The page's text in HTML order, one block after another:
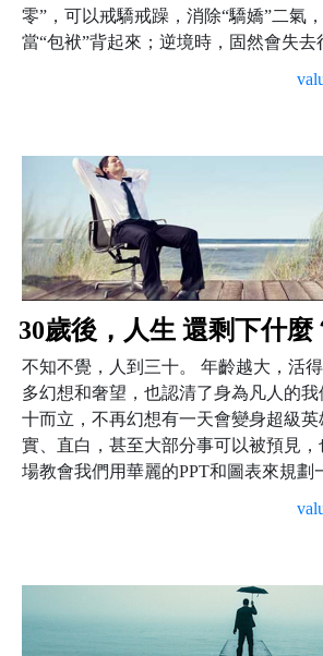
零”，可以戒驕戒躁，消除“驕嬌”二氣
當“包袱”背起來；逆境時，固然會失去
30歲後，人生 還剩下什麼
不知不覺，人到三十。 年齡越大，活
多幻想和奢望，也認清了身為凡人的我
十而立，不再幻想有一天會變身超級
實、直白，甚至大部分事可以被預見
場教會我們用華麗的PPT和圖表來規劃